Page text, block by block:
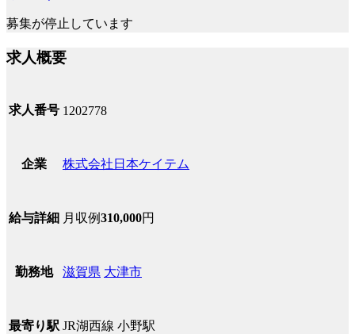
募集が停止しています
求人概要
求人番号 1202778
企業 株式会社日本ケイテム
給与詳細 月収例310,000円
勤務地 滋賀県 大津市
最寄り駅 JR湖西線 小野駅